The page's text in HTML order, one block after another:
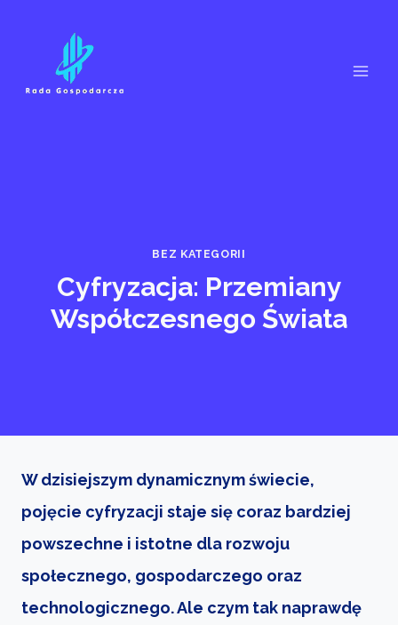
BEZ KATEGORII
Cyfryzacja: Przemiany
Współczesnego Świata
W dzisiejszym dynamicznym świecie,
pojęcie cyfryzacji staje się coraz bardziej
powszechne i istotne dla rozwoju
społecznego, gospodarczego oraz
technologicznego. Ale czym tak naprawdę